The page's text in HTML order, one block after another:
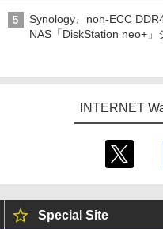
Synology、non-ECC
NAS「DiskStation neo+
INTERNET
Special Site